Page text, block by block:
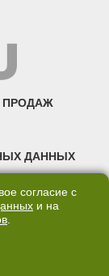
ПРОДАЖ
ДАННЫХ
до всеобщего
портал
службой по
коммуникаций
согласие с
и на
.